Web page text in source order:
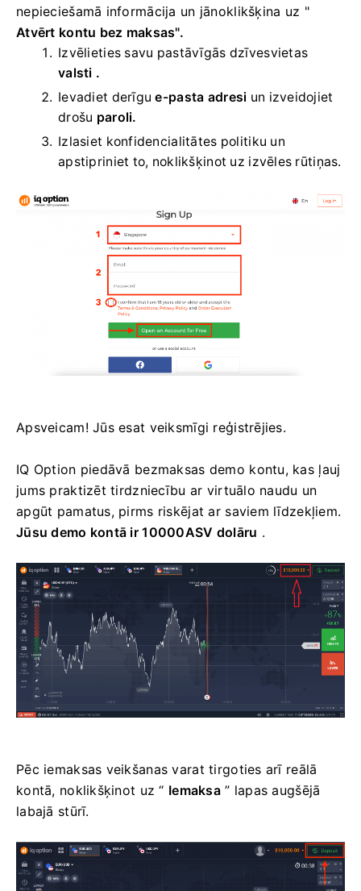
nepieciešamā informācija un jānoklikšķina uz "
Atvērt kontu bez maksas".
Izvēlieties savu pastāvīgās dzīvesvietas
valsti .
Ievadiet derīgue-pasta adresi un izveidojiet
drošu paroli.
Izlasiet konfidencialitātes politiku un
apstipriniet to, noklikšķinot uz izvēles rūtiņas.
Apsveicam! Jūs esat veiksmīgi reģistrējies.
IQ Option piedāvā bezmaksas demo kontu, kas ļauj
jums praktizēt tirdzniecību ar virtuālo naudu un
apgūt pamatus, pirms riskējat ar saviem līdzekļiem.
Jūsu demo kontā ir 10000ASV dolāru .
Pēc iemaksas veikšanas varat tirgoties arī reālā
kontā, noklikšķinot uz “ Iemaksa” lapas augšējā
labajā stūrī.